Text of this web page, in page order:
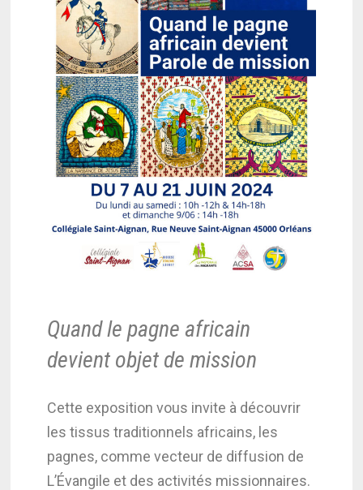
Quand le pagne africain
devient objet de mission
Cette exposition vous invite à découvrir
les tissus traditionnels africains, les
pagnes, comme vecteur de diffusion de
L’Évangile et des activités missionnaires.